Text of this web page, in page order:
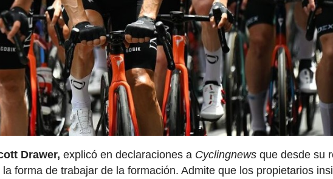
Drawer, explicó en declaraciones a Cyclingnewsque desde su
forma de trabajar de la formación. Admite que los propietarios